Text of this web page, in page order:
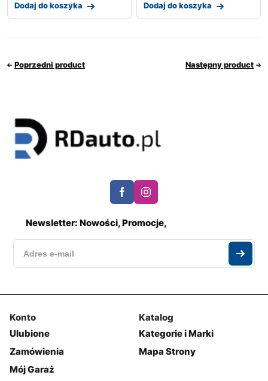
Dodaj do koszyka Dodaj do koszyka
Poprzedni product Następny product
Newsletter: Nowości, Promocje,
Konto
Ulubione
Zamówienia
Mój Garaż
Katalog
Kategorie i Marki
Mapa Strony